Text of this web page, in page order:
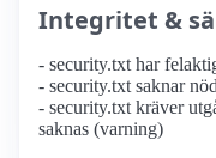
Integritet &
- security.txt har
- security.txt saknar
- security.txt kräver
saknas (varning)